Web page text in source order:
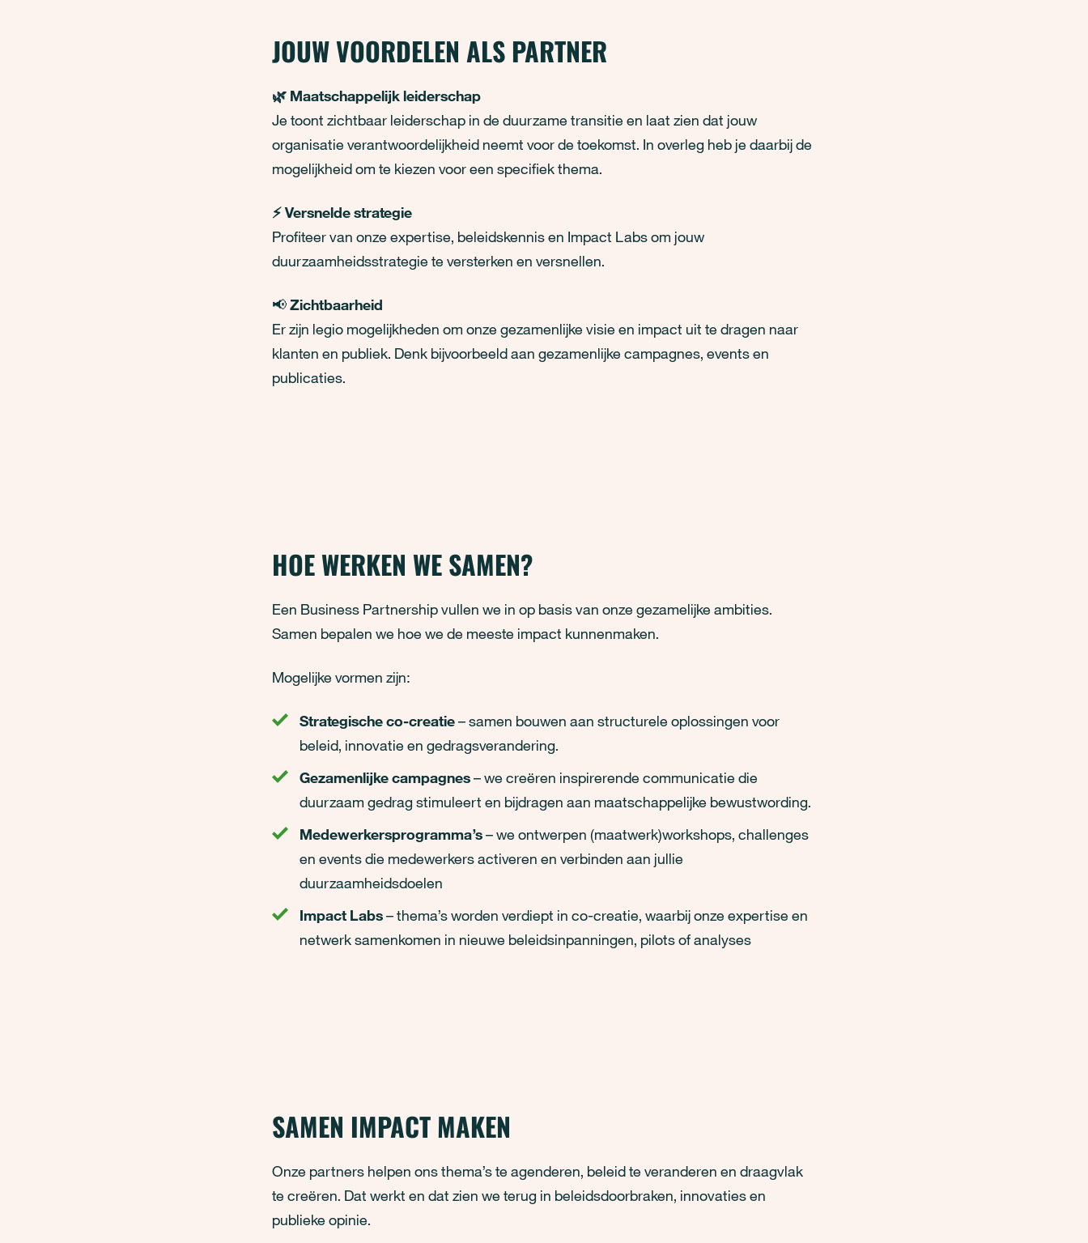
JOUW VOORDELEN ALS PARTNER
🌿 Maatschappelijk leiderschap
Je toont zichtbaar leiderschap in de duurzame transitie en laat zien dat jouw
organisatie verantwoordelijkheid neemt voor de toekomst. In overleg heb je daarbij de
mogelijkheid om te kiezen voor een specifiek thema.
⚡ Versnelde strategie
Profiteer van onze expertise, beleidskennis en Impact Labs om jouw
duurzaamheidsstrategie te versterken en versnellen.
📢Zichtbaarheid
Er zijn legio mogelijkheden om onze gezamenlijke visie en impact uit te dragen naar
klanten en publiek. Denk bijvoorbeeld aan gezamenlijke campagnes, events en
publicaties.
HOE WERKEN WE SAMEN?
Een Business Partnership vullen we in op basis van onze gezamelijke ambities.
Samen bepalen we hoe we de meeste impact kunnenmaken.
Mogelijke vormen zijn:
Strategische co-creatie– samen bouwen aan structurele oplossingen voor
beleid, innovatie en gedragsverandering.
Gezamenlijke campagnes– we creëren inspirerende communicatie die
duurzaam gedrag stimuleert en bijdragen aan maatschappelijke bewustwording.
Medewerkersprogramma’s– we ontwerpen (maatwerk)workshops, challenges
en events die medewerkers activeren en verbinden aan jullie
duurzaamheidsdoelen
Impact Labs– thema’s worden verdiept in co-creatie, waarbij onze expertise en
netwerk samenkomen in nieuwe beleidsinpanningen, pilots of analyses
SAMEN IMPACT MAKEN
Onze partners helpen ons thema’s te agenderen, beleid te veranderen en draagvlak
te creëren. Dat werkt en dat zien we terug in beleidsdoorbraken, innovaties en
publieke opinie.